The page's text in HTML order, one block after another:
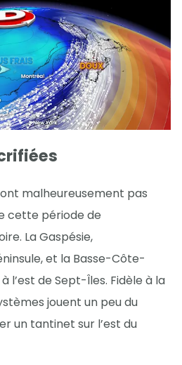
malheureusement pas
cette période de
La Gaspésie,
et la Basse-Côte-
l’est de Sept-Îles. Fidèle à la
jouent un peu du
un tantinet sur l’est du